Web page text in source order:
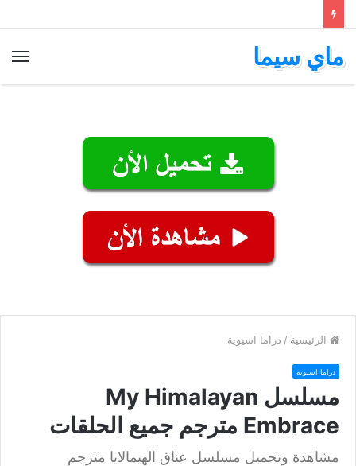
ماي سيما
الرئيسية / دراما اسيوية
دراما اسيوية
مسلسل My Himalayan
Embrace مترجم جميع الحلقات
مشاهدة وتحميل مسلسل عناق الهيمالايا مترجم